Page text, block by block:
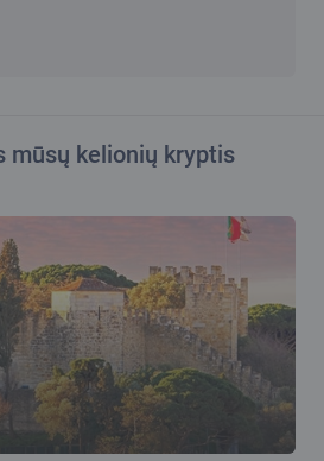
mūsų kelionių kryptis